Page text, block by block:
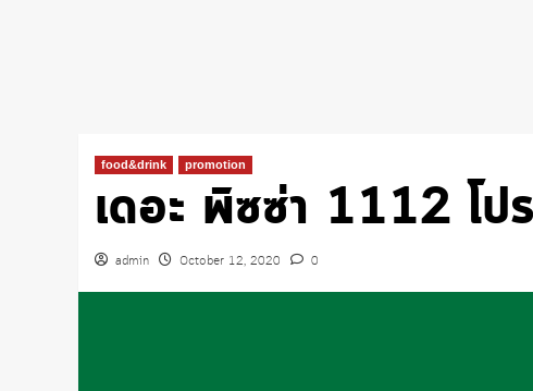
food&drink promotion
เดอะ พิซซ่า 1112 โ
admin October 12, 2020 0